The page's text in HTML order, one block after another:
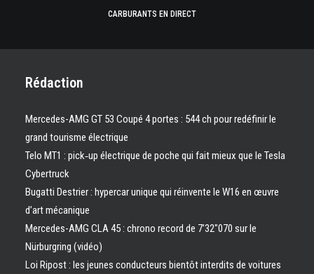
CARBURANTS EN DIRECT
Rédaction
Mercedes-AMG GT 53 Coupé 4 portes : 544 ch pour redéfinir le
grand tourisme électrique
Telo MT1 : pick‑up électrique de poche qui fait mieux que le Tesla
Cybertruck
Bugatti Destrier : hypercar unique qui réinvente le W16 en œuvre
d’art mécanique
Mercedes-AMG CLA 45 : chrono record de 7’32″070 sur le
Nürburgring (vidéo)
Loi Ripost : les jeunes conducteurs bientôt interdits de voitures